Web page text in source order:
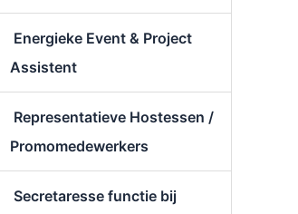
Energieke Event & Project
Assistent
Representatieve Hostessen /
Promomedewerkers
Secretaresse functie bij